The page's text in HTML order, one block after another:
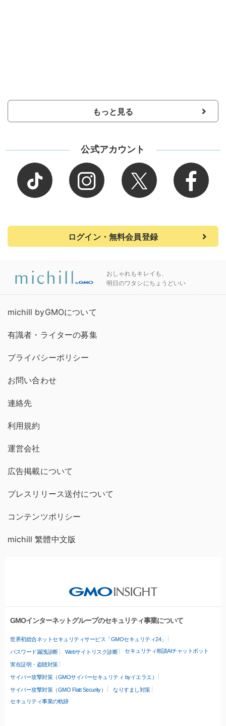
もっと見る
公式アカウント
ログイン・無料会員登録
おしゃれもキレイも、
明日のワタシにちょうどいい
michill byGMOについて
有識者・ライターの募集
プライバシーポリシー
お問い合わせ
連絡先
利用規約
運営会社
広告掲載について
プレスリリース送付について
コンテンツポリシー
michill 繁體中文版
GMOインターネットグループのセキュリティ事業について
世界初総合ネットセキュリティサービス「GMOセキュリティ24」
パスワード漏洩診断 Webサイトリスク診断 セキュリティ相談AIチャットボット
実在証明・盗聴対策
サイバー攻撃対策（GMOサイバーセキュリティ byイエラエ）
サイバー攻撃対策（GMO Flatt Security）
なりすまし対策
セキュリティ事業の軌跡